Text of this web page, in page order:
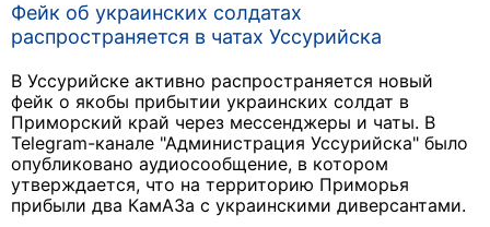
Фейк об украинских солдатах
распространяется в чатах Уссурийска
В Уссурийске активно распространяется новый
фейк о якобы прибытии украинских солдат в
Приморский край через мессенджеры и чаты. В
Telegram-канале "Администрация Уссурийска" было
опубликовано аудиосообщение, в котором
утверждается, что на территорию Приморья
прибыли два КамАЗа с украинскими диверсантами.